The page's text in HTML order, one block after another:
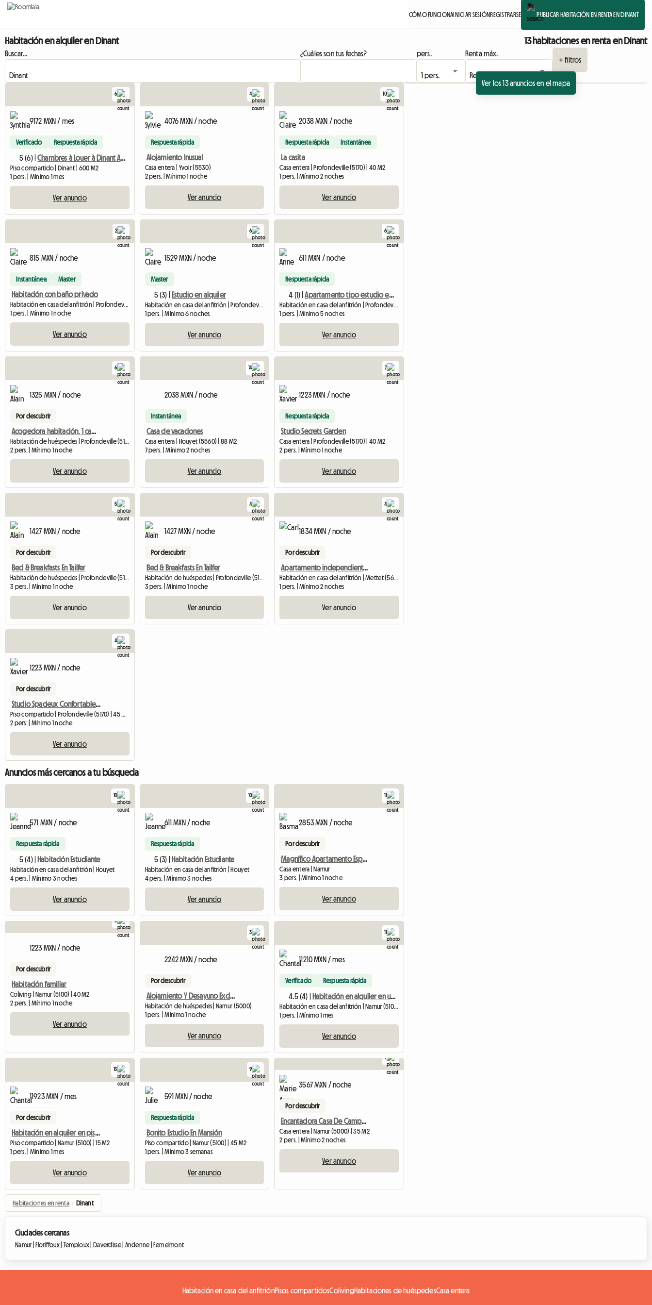
CÓMO FUNCIONAINICIAR SESIÓNREGISTRARSE PUBLICAR HABITACIÓN EN RENTA EN DINANT
Habitación en alquiler en Dinant 13 habitaciones en renta en Dinant
Buscar... ¿Cuáles son tus fechas? pers.
Renta máx.
+ filtros
Ver los 13 anuncios en el mapa
6
9172 MXN / mes
Verificado Respuesta rápida
5 (6) | Chambres à Louer à Dinant Accès Facile, Et Pratique
Piso compartido | Dinant | 600 M2
1 pers. | Mínimo 1 mes
Ver anuncio
4
4076 MXN / noche
Respuesta rápida
Alojamiento Inusual
Casa entera | Yvoir (5530)
2 pers. | Mínimo 1 noche
Ver anuncio
10
2038 MXN / noche
Respuesta rápida Instantánea
La casita
Casa entera | Profondeville (5170) | 40 M2
1 pers. | Mínimo 2 noches
Ver anuncio
2
Ver el anuncio
815 MXN / noche
Instantánea Master
Habitación con baño privado
Habitación en casa del anfitrión | Profondeville (5170) | 15 M2
1 pers. | Mínimo 1 noche
Ver anuncio
6
1529 MXN / noche
Master
5 (3) | Estudio en alquiler
Habitación en casa del anfitrión | Profondeville (5170) | 25 M2
1 pers. | Mínimo 6 noches
Ver anuncio
6
611 MXN / noche
Respuesta rápida
4 (1) | Apartamento tipo estudio en Profondeville en una casa independiente.
Habitación en casa del anfitrión | Profondeville (5170) | 20 M2
1 pers. | Mínimo 5 noches
Ver anuncio
6
1325 MXN / noche
Por descubrir
Acogedora habitación, 1 cama doble de 140cm.
Habitación de huéspedes | Profondeville (5170) | 18 M2
2 pers. | Mínimo 1 noche
Ver anuncio
14
2038 MXN / noche
Instantánea
Casa de vacaciones
Casa entera | Houyet (5560) | 88 M2
7 pers. | Mínimo 2 noches
Ver anuncio
7
1223 MXN / noche
Respuesta rápida
Studio Secrets Garden
Casa entera | Profondeville (5170) | 40 M2
2 pers. | Mínimo 1 noche
Ver anuncio
5
1427 MXN / noche
Por descubrir
Bed & Breakfasts En Tailfer
Habitación de huéspedes | Profondeville (5170) | 18 M2
3 pers. | Mínimo 1 noche
Ver anuncio
4
1427 MXN / noche
Por descubrir
Bed & Breakfasts En Tailfer
Habitación de huéspedes | Profondeville (5170) | 20 M2
3 pers. | Mínimo 1 noche
Ver anuncio
4
1834 MXN / noche
Por descubrir
Apartamento independiente del alojamiento principal entrada independiente.
Habitación en casa del anfitrión | Mettet (5641) | 60 M2
1 pers. | Mínimo 2 noches
Ver anuncio
4
1223 MXN / noche
Por descubrir
Studio Spacieux Confortable Lumineux
Piso compartido | Profondeville (5170) | 45 M2
2 pers. | Mínimo 1 noche
Ver anuncio
Anuncios más cercanos a tu búsqueda
10
571 MXN / noche
Respuesta rápida
5 (4) | Habitación Estudiante
Habitación en casa del anfitrión | Houyet
4 pers. | Mínimo 3 noches
Ver anuncio
10
611 MXN / noche
Respuesta rápida
5 (3) | Habitación Estudiante
Habitación en casa del anfitrión | Houyet
4 pers. | Mínimo 3 noches
Ver anuncio
11
2853 MXN / noche
Por descubrir
Magnífico Apartamento Espacioso En Villa
Casa entera | Namur
3 pers. | Mínimo 1 noche
Ver anuncio
5
1223 MXN / noche
Por descubrir
Habitación familiar
Coliving | Namur (5100) | 40 M2
2 pers. | Mínimo 1 noche
Ver anuncio
3
2242 MXN / noche
Por descubrir
Alojamiento Y Desayuno Exclusivo En El Río, En Namur
Habitación de huéspedes | Namur (5000)
1 pers. | Mínimo 1 noche
Ver anuncio
11
11210 MXN / mes
Verificado Respuesta rápida
4.5 (4) | Habitación en alquiler en una casa unifamiliar
Habitación en casa del anfitrión | Namur (5100) | 16 M2
1 pers. | Mínimo 1 mes
Ver anuncio
13
11923 MXN / mes
Por descubrir
Habitación en alquiler en piso compartido.
Piso compartido | Namur (5100) | 15 M2
1 pers. | Mínimo 1 mes
Ver anuncio
9
591 MXN / noche
Respuesta rápida
Bonito Estudio En Mansión
Piso compartido | Namur (5100) | 45 M2
1 pers. | Mínimo 3 semanas
Ver anuncio
7
3567 MXN / noche
Por descubrir
Encantadora Casa De Campo En Medio Del Mundo De La Ciudadela
Casa entera | Namur (5000) | 35 M2
2 pers. | Mínimo 2 noches
Ver anuncio
Habitaciones en renta › Dinant
Ciudades cercanas
Namur | Floriffoux | Temploux | Daverdisse | Andenne | Fernelmont
Habitación en casa del anfitriónPisos compartidosColivingHabitaciones de huéspedesCasa entera